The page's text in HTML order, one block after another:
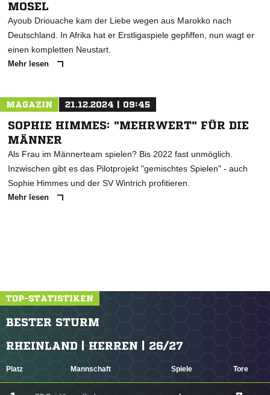
MOSEL
Ayoub Driouache kam der Liebe wegen aus Marokko nach
Deutschland. In Afrika hat er Erstligaspiele gepfiffen, nun wagt er
einen kompletten Neustart.
Mehr lesen
MAGAZIN 21.12.2024 | 09:45
SOPHIE HIMMES: "MEHRWERT" FÜR DIE
MÄNNER
Als Frau im Männerteam spielen? Bis 2022 fast unmöglich.
Inzwischen gibt es das Pilotprojekt "gemischtes Spielen" - auch
Sophie Himmes und der SV Wintrich profitieren.
Mehr lesen
TOP-STATISTIKEN
BESTER STURM
RHEINLAND | HERREN | 26/27
Platz Mannschaft Spiele Tore